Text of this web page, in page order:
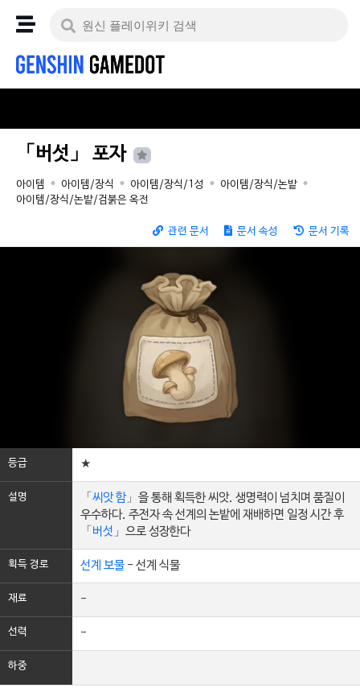
「버섯」 포자
아이템 아이템/장식 아이템/장식/1성
아이템/장식/논밭
아이템/장식/논밭/검붉은 옥전
관련 문서 문서 속성 문서 기록
등급 ★
설명 「 씨앗 함」을 통해 획득한 씨앗. 생명력이 넘치며 품질이
우수하다. 주전자 속 선계의 논밭에 재배하면 일정 시간 후
「 버섯 」으로 성장한다
획득 경로 선계 보물- 선계 식물
재료 -
선력 -
하중